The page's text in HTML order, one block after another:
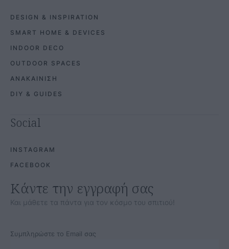
DESIGN & INSPIRATION
SMART HOME & DEVICES
INDOOR DECO
OUTDOOR SPACES
ΑΝΑΚΑΙΝΙΣΗ
DIY & GUIDES
Social
INSTAGRAM
FACEBOOK
Κάντε την εγγραφή σας
Και μάθετε τα πάντα για τον κόσμο του σπιτιού!
Συμπληρώστε το Email σας